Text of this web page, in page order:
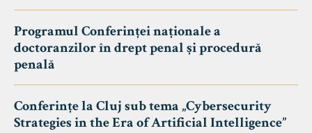
Programul Conferinței naționale a
doctoranzilor în drept penal și procedură
penală
Conferințe la Cluj sub tema „Cybersecurity
Strategies in the Era of Artificial Intelligence”